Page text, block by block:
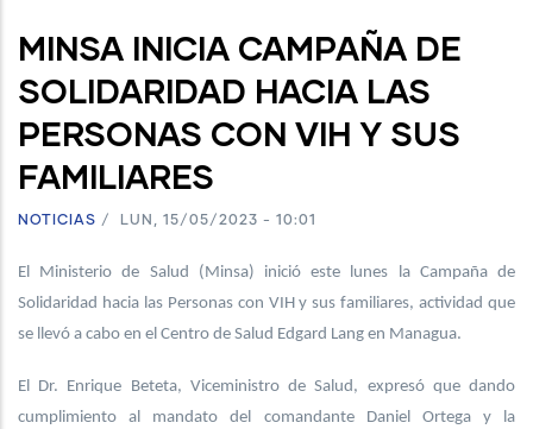
MINSA INICIA CAMPAÑA DE
SOLIDARIDAD HACIA LAS
PERSONAS CON VIH Y SUS
FAMILIARES
NOTICIAS / LUN, 15/05/2023 - 10:01
El Ministerio de Salud (Minsa) inició este lunes la Campaña de
Solidaridad hacia las Personas con VIH y sus familiares, actividad que
se llevó a cabo en el Centro de Salud Edgard Lang en Managua.
El Dr. Enrique Beteta, Viceministro de Salud, expresó que dando
cumplimiento al mandato del comandante Daniel Ortega y la